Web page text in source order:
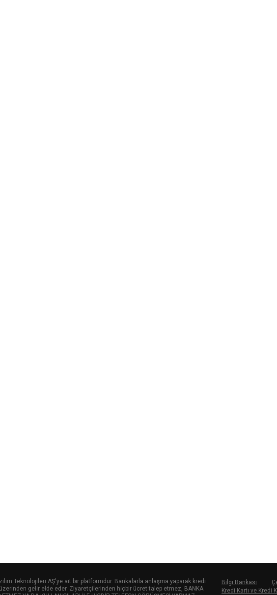
Teknolojileri AŞ'ye ait bir platformdur. Bankalarla anlaşma yaparak kredi
gelir elde eder. Ziyaretçilerinden hiçbir ücret talep etmez, BANKA
Bilgi Bankası
Kredi Kartı ve Kredi